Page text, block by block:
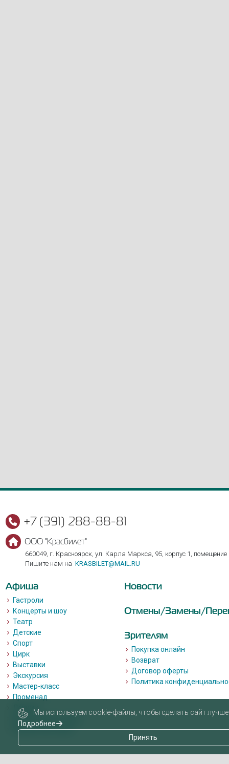
+7 (391) 288-88-81
ООО "Красбилет"
660049, г. Красноярск, ул. Карла Маркса, 95, корпус 1, помещение
Пишите нам на KRASBILET@MAIL.RU
Афиша
Гастроли
Концерты и шоу
Театр
Детские
Спорт
Цирк
Выставки
Экскурсия
Мастер-класс
Променад
Лекции
Квизы, квесты, игры.
Пушкинская карта
Новости
Отмены/Замены/
Зрителям
Покупка онлайн
Возврат
Договор оферты
Политика
Мы используем cookie-файлы, чтобы сделать сайт лучше
Подробнее
Принять